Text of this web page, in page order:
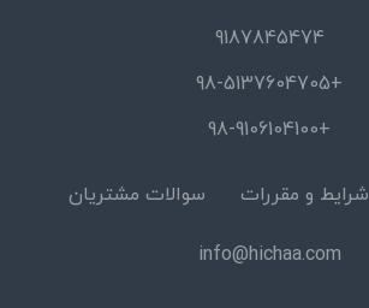
9187845474
+98-5137604705
+98-9106104100
شرایط و مقررات
سوالات مشتریان
info@hichaa.com